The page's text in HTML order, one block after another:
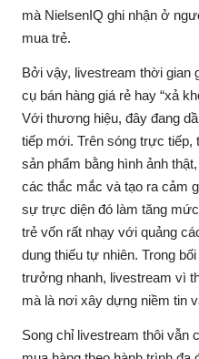
mà NielsenIQ ghi nhận ở
mua trẻ.
Bởi vậy, livestream thời gian
cụ bán hàng giá rẻ hay “xả
Với thương hiệu, đây đang
tiếp mới. Trên sóng trực
sản phẩm bằng hình ảnh
các thắc mắc và tạo ra cảm
sự trực diện đó làm tăng
trẻ vốn rất nhạy với quảng
dung thiếu tự nhiên. Trong
trưởng nhanh, livestream vì
mà là nơi xây dựng niềm tin
Song chỉ livestream thôi vẫn